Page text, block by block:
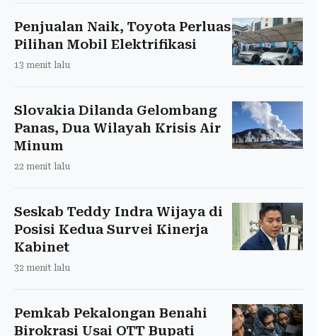
Penjualan Naik, Toyota Perluas
Pilihan Mobil Elektrifikasi
13 menit lalu
Slovakia Dilanda Gelombang
Panas, Dua Wilayah Krisis Air
Minum
22 menit lalu
Seskab Teddy Indra Wijaya di
Posisi Kedua Survei Kinerja
Kabinet
32 menit lalu
Pemkab Pekalongan Benahi
Birokrasi Usai OTT Bupati